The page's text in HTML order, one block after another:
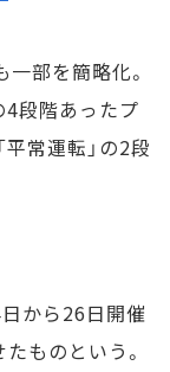
部を簡略化。
4段階あったプ
平常運転」の2段
から26日開催
ものという。